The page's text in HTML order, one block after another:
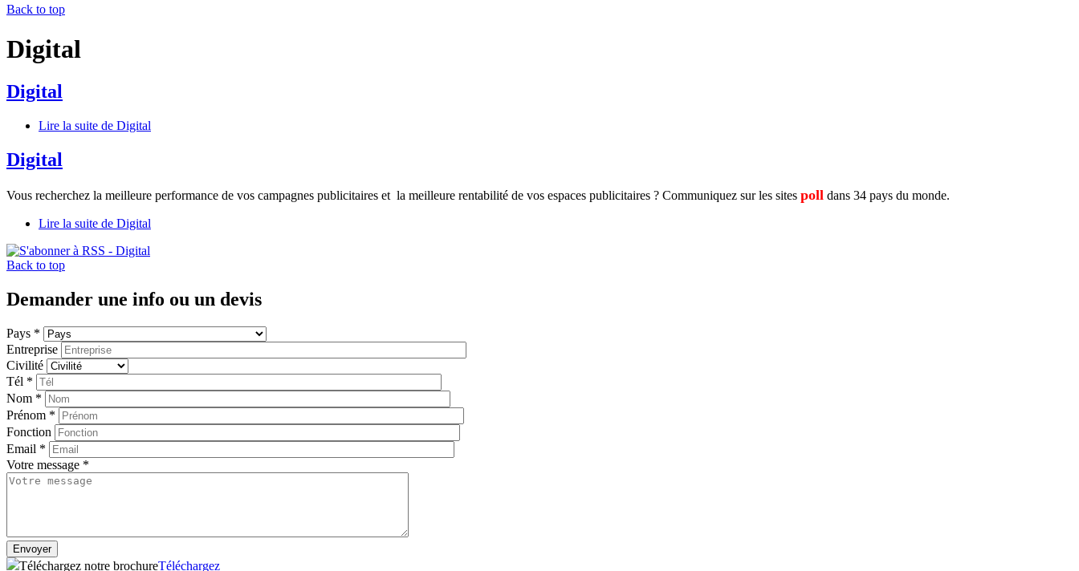
Back to top
Digital
Digital
Lire la suite de Digital
Digital
Vous recherchez la meilleure performance de vos campagnes publicitaires et la meilleure rentabilité de vos espaces publicitaires ? Communiquez sur les sites poll dans 34 pays du monde.
Lire la suite de Digital
Back to top
Demander une info ou un devis
Pays *
Entreprise
Civilité
Tél *
Nom *
Prénom *
Fonction
Email *
Votre message *
Téléchargez notre brochureTéléchargez